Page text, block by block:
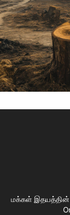
மக்கள் இதயத்தின்